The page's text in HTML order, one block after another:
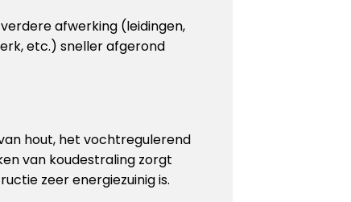
afwerking (leidingen,
etc.) sneller afgerond
hout, het vochtregulerend
van koudestraling zorgt
zeer energiezuinig is.